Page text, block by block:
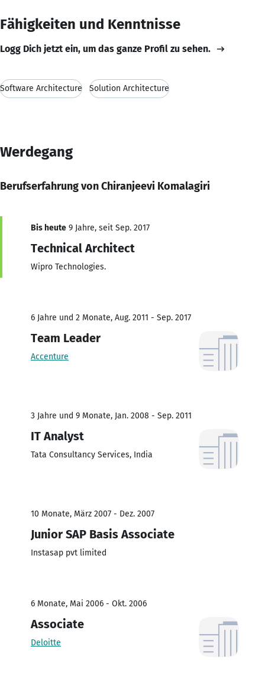
Fähigkeiten und Kenntnisse
Logg Dich jetzt ein, um das ganze Profil zu sehen.
Software Architecture Solution Architecture
Werdegang
Berufserfahrung von Chiranjeevi Komalagiri
Bis heute 9 Jahre, seit Sep. 2017
Technical Architect
Wipro Technologies.
6 Jahre und 2 Monate, Aug. 2011 - Sep. 2017
Team Leader
Accenture
3 Jahre und 9 Monate, Jan. 2008 - Sep. 2011
IT Analyst
Tata Consultancy Services, India
10 Monate, März 2007 - Dez. 2007
Junior SAP Basis Associate
Instasap pvt limited
6 Monate, Mai 2006 - Okt. 2006
Associate
Deloitte